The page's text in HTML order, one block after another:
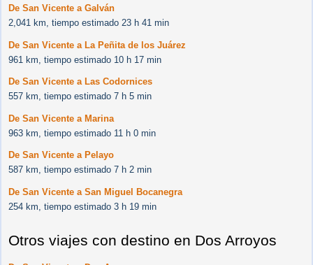
De San Vicente a Galván
2,041 km, tiempo estimado 23 h 41 min
De San Vicente a La Peñita de los Juárez
961 km, tiempo estimado 10 h 17 min
De San Vicente a Las Codornices
557 km, tiempo estimado 7 h 5 min
De San Vicente a Marina
963 km, tiempo estimado 11 h 0 min
De San Vicente a Pelayo
587 km, tiempo estimado 7 h 2 min
De San Vicente a San Miguel Bocanegra
254 km, tiempo estimado 3 h 19 min
Otros viajes con destino en Dos Arroyos